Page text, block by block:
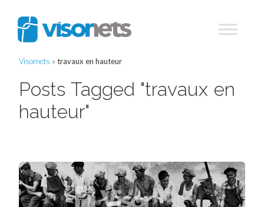
Visornets » travaux en hauteur
Posts Tagged "travaux en
hauteur"